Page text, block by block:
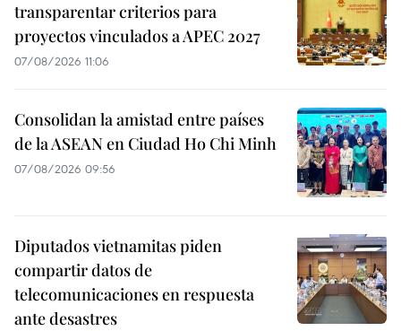
transparentar criterios para
proyectos vinculados a APEC 2027
07/08/2026 11:06
Consolidan la amistad entre países
de la ASEAN en Ciudad Ho Chi Minh
07/08/2026 09:56
Diputados vietnamitas piden
compartir datos de
telecomunicaciones en respuesta
ante desastres